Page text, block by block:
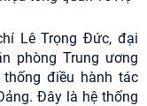
Lê Trọng Đức, đại
phòng Trung ương
điều hành tác
Đây là hệ thống